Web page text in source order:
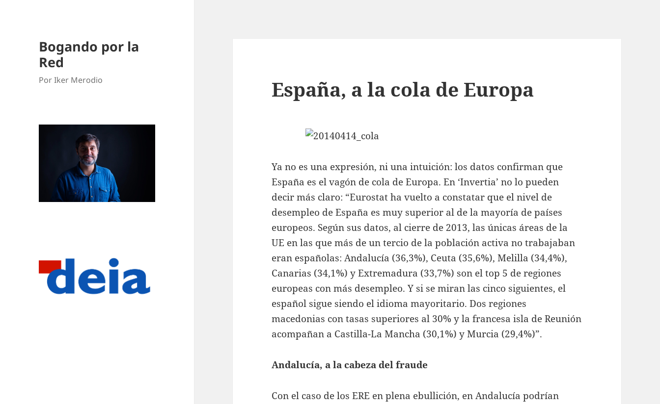
Bogando por la
Red
Por Iker Merodio España, a la cola de Europa
Ya no es una expresión, ni una intuición: los datos confirman que
España es el vagón de cola de Europa. En ‘Invertia’ no lo pueden
decir más claro: “Eurostat ha vuelto a constatar que el nivel de
desempleo de España es muy superior al de la mayoría de países
europeos. Según sus datos, al cierre de 2013, las únicas áreas de la
UE en las que más de un tercio de la población activa no trabajaban
eran españolas: Andalucía (36,3%), Ceuta (35,6%), Melilla (34,4%),
Canarias (34,1%) y Extremadura (33,7%) son el top 5 de regiones
europeas con más desempleo. Y si se miran las cinco siguientes, el
español sigue siendo el idioma mayoritario. Dos regiones
macedonias con tasas superiores al 30% y la francesa isla de Reunión
acompañan a Castilla-La Mancha (30,1%) y Murcia (29,4%)”.
Andalucía, a la cabeza del fraude
Con el caso de los ERE en plena ebullición, en Andalucía podrían